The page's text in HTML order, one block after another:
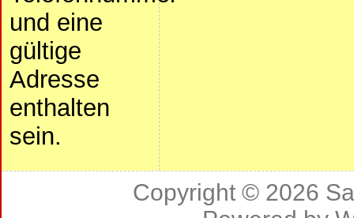
und eine
gültige
Adresse
enthalten
sein.
Copyright © 2026